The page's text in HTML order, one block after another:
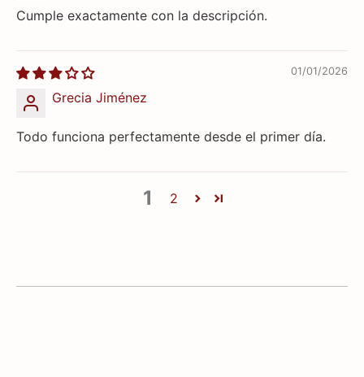
Cumple exactamente con la descripción.
01/01/2026
Grecia Jiménez
Todo funciona perfectamente desde el primer día.
1 2